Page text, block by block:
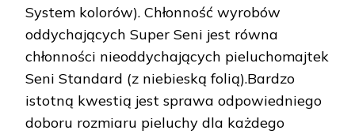
System kolorów). Chłonność wyrobów
oddychających Super Seni jest równa
chłonności nieoddychających pieluchomajtek
Seni Standard (z niebieską folią).Bardzo
istotną kwestią jest sprawa odpowiedniego
doboru rozmiaru pieluchy dla każdego